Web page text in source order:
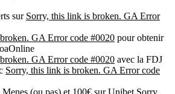
sur Sorry, this link is broken. GA Error
GA Error code #0020 pour obtenir
GA Error code #0020 avec la FDJ
Sorry, this link is broken. GA Error code
Menes (ou pas) et 100€ sur Unibet Sorry,